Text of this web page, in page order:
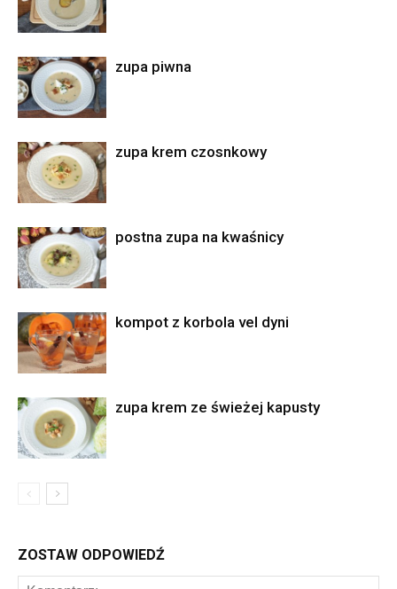
zupa piwna
zupa krem czosnkowy
postna zupa na kwaśnicy
kompot z korbola vel dyni
zupa krem ze świeżej kapusty
ZOSTAW ODPOWIEDŹ